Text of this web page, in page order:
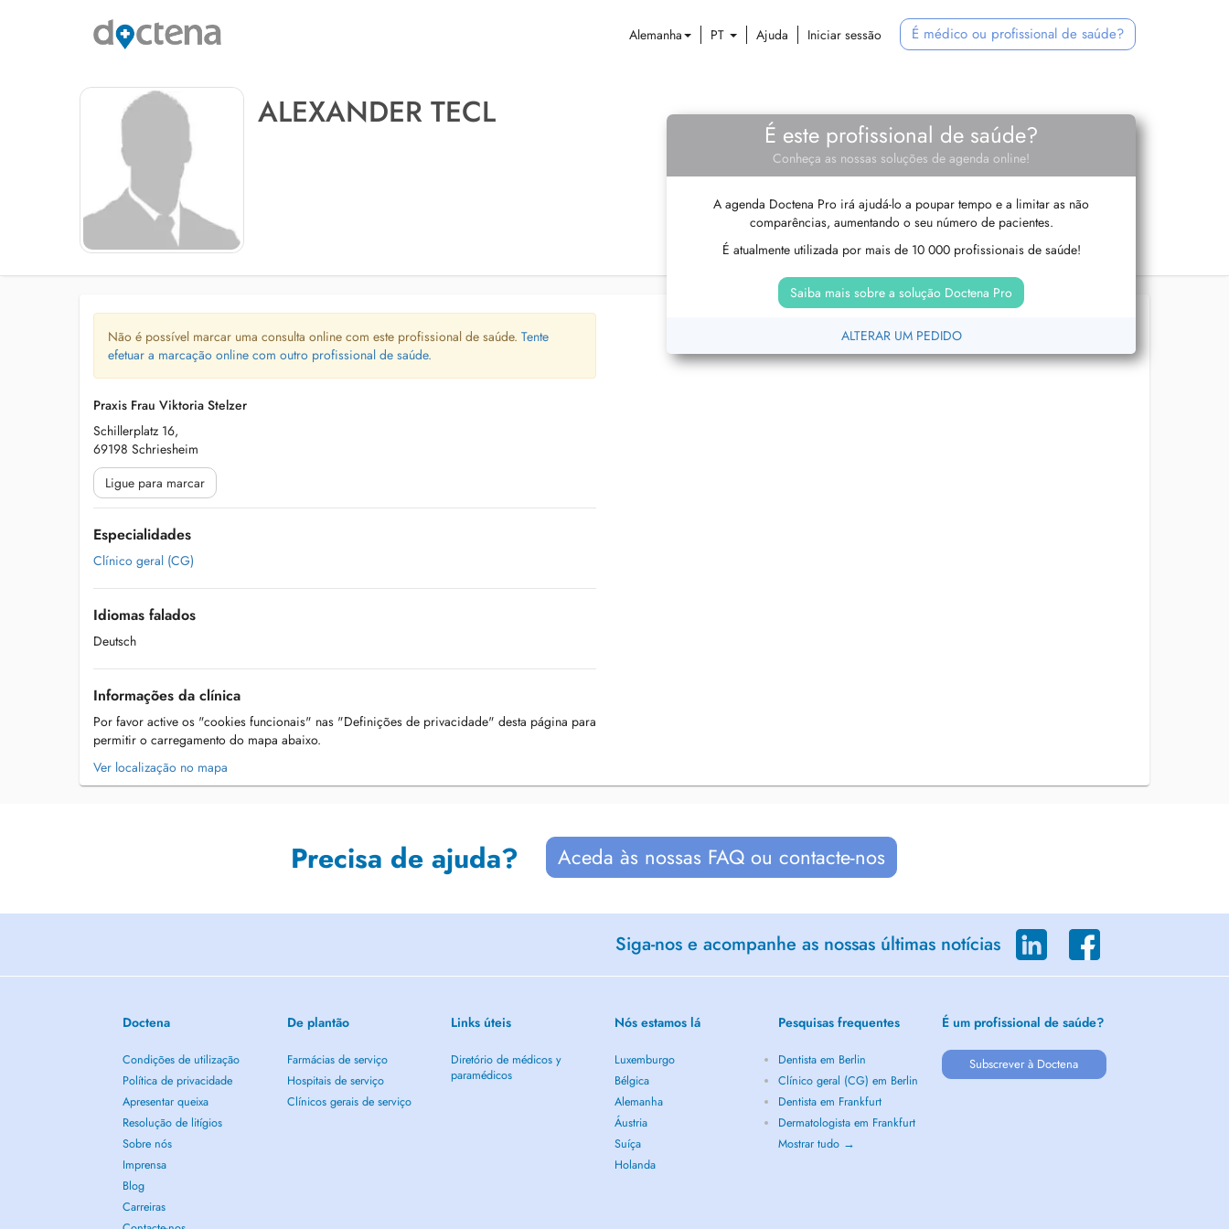
Alemanha PT Ajuda Iniciar sessão É médico ou profissional de saúde?
ALEXANDER TECL
É este profissional de saúde?
Conheça as nossas soluções de agenda online!
A agenda Doctena Pro irá ajudá-lo a poupar tempo e a limitar as não
comparências, aumentando o seu número de pacientes.
É atualmente utilizada por mais de 10 000 profissionais de saúde!
Saiba mais sobre a solução Doctena Pro
ALTERAR UM PEDIDO
Não é possível marcar uma consulta online com este profissional de saúde. Tente
efetuar a marcação online com outro profissional de saúde.
Praxis Frau Viktoria Stelzer
Schillerplatz 16,
69198 Schriesheim
Ligue para marcar
Especialidades
Clínico geral (CG)
Idiomas falados
Deutsch
Informações da clínica
Por favor active os "cookies funcionais" nas "Definições de privacidade" desta página para
permitir o carregamento do mapa abaixo.
Ver localização no mapa
Precisa de ajuda? Aceda às nossas FAQ ou contacte-nos
Siga-nos e acompanhe as nossas últimas notícias
Doctena
Condições de utilização
Política de privacidade
Apresentar queixa
Resolução de litígios
Sobre nós
Imprensa
Blog
Carreiras
De plantão
Farmácias de serviço
Hospitais de serviço
Clínicos gerais de serviço
Links úteis
Diretório de médicos y
paramédicos
Nós estamos lá
Luxemburgo
Bélgica
Alemanha
Áustria
Suíça
Holanda
Pesquisas frequentes
Dentista em Berlin
Clínico geral (CG) em Berlin
Dentista em Frankfurt
Dermatologista em Frankfurt
Mostrar tudo →
É um profissional de saúde?
Subscrever à Doctena